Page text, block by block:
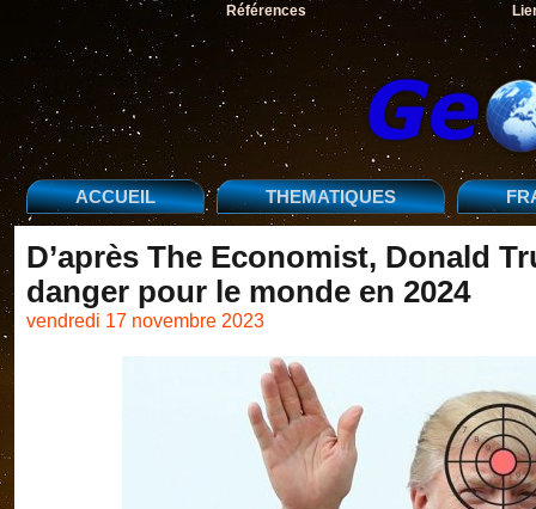
Références
ACCUEIL THEMATIQUES
D’après The Economist, Donald
danger pour le monde en 2024
vendredi 17 novembre 2023